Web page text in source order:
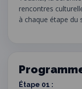
rencontres
à chaque étape du
Étape 01 :